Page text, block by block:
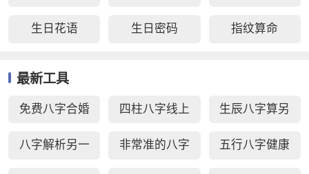
生日花语 生日密码 指纹算命
最新工具
免费八字合婚
周易生辰八字
四柱八字线上
排盘
生辰八字算另
一半长相
八字解析另一 非常准的八字 五行八字健康